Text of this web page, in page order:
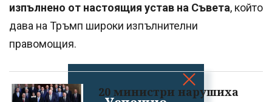
изпълнено от настоящия устав на Съвета, който
дава на Тръмп широки изпълнителни
правомощия.
20 министри нарушиха